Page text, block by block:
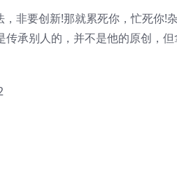
非要创新!那就累死你，忙死你!
传承别人的，并不是他的原创，但